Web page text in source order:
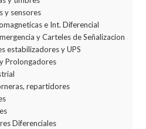
y sensores
e Int. Diferencial
y Carteles de Señalizacion
estabilizadores y UPS
Prolongadores
repartidores
Diferenciales